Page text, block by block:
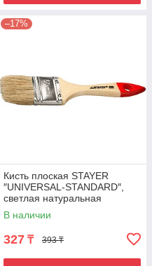
–17%
Кисть плоская STAYER
″UNIVERSAL-STANDARD″,
светлая натуральная
щетина, деревянная ручка,
50мм
В наличии
327 ₸ 393 ₸